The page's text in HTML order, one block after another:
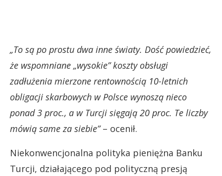
„To są po prostu dwa inne światy. Dość powiedzieć,
że wspomniane „wysokie” koszty obsługi
zadłużenia mierzone rentownością 10-letnich
obligacji skarbowych w Polsce wynoszą nieco
ponad 3 proc., a w Turcji sięgają 20 proc. Te liczby
mówią same za siebie”– ocenił.
Niekonwencjonalna polityka pieniężna Banku
Turcji, działającego pod polityczną presją